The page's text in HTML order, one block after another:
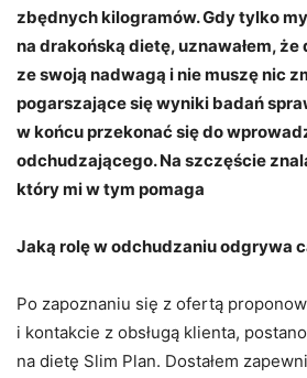
zbędnych kilogramów. Gdy tylko
na drakońską dietę, uznawałem,
ze swoją nadwagą i nie muszę nic
pogarszające się wyniki badań
w końcu przekonać się do
odchudzającego. Na szczęście
który mi w tym pomaga
Jaką rolę w odchudzaniu odgrywa
Po zapoznaniu się z ofertą
i kontakcie z obsługą klienta,
na dietę Slim Plan. Dostałem